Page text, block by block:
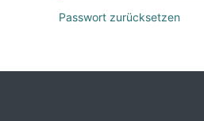
Passwort zurücksetzen